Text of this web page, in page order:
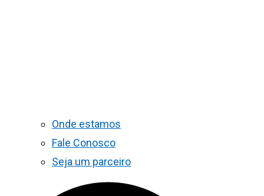
Onde estamos
Fale Conosco
Seja um parceiro